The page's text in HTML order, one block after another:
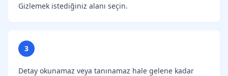
Gizlemek istediğiniz alanı seçin.
3
Detay okunamaz veya tanınamaz hale gelene kadar